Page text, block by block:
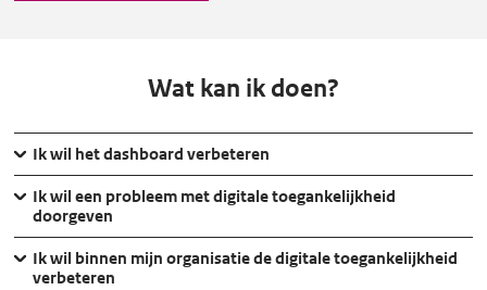
Wat kan ik doen?
Ik wil het dashboard verbeteren
Ik wil een probleem met digitale toegankelijkheid
doorgeven
Ik wil binnen mijn organisatie de digitale toegankelijkheid
verbeteren